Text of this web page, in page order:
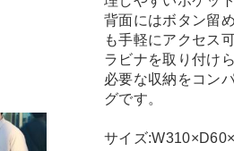
背面にはボタン留
も手軽にアクセス
ラビナを取り付け
必要な収納をコン
グです。
サイズ